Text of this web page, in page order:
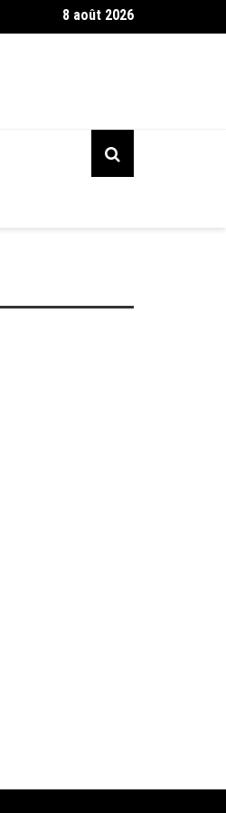
8 août 2026